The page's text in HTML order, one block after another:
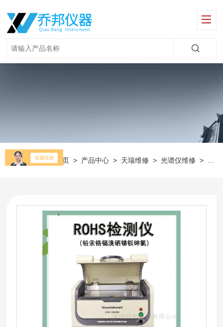
当前位置： 首页 > 产品中心 > 天瑞维修 >光谱仪维修 >